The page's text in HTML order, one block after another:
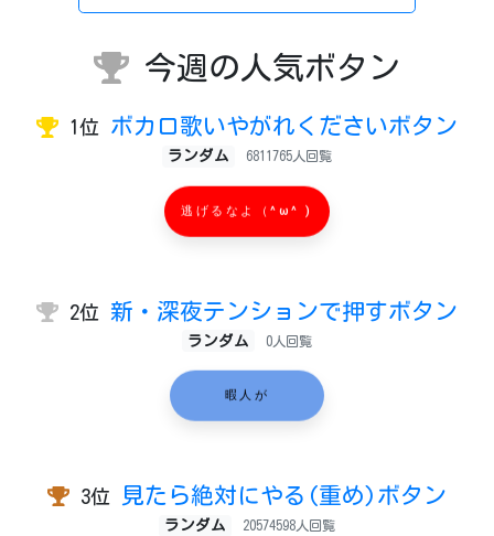
今週の人気ボタン
1位 ボカロ歌いやがれくださいボタン
ランダム 6811765人回覧
逃げるなよ（^ω^ )
2位 新・深夜テンションで押すボタン
ランダム 0人回覧
暇人が
3位 見たら絶対にやる(重め)ボタン
ランダム 20574598人回覧